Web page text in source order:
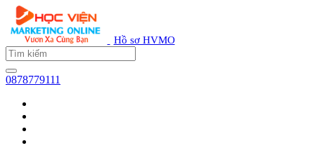
Hồ sơ HVMO
0878779111